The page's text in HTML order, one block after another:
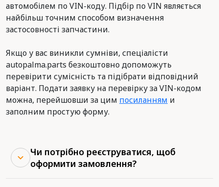
автомобілем по VIN-коду. Підбір по VIN являється
найбільш точним способом визначення
застосовності запчастини.
Якщо у вас виникли сумніви, спеціалісти
autopalma.parts безкоштовно допоможуть
перевірити сумісність та підібрати відповідний
варіант. Подати заявку на перевірку за VIN-кодом
можна, перейшовши за цим посиланням и
заполним простую форму.
Чи потрібно реєструватися, щоб
оформити замовлення?